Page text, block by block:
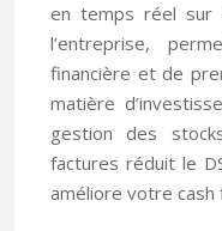
en temps réel sur
l’entreprise,
financière et de
matière
gestion des
factures réduit le
améliore votre cash